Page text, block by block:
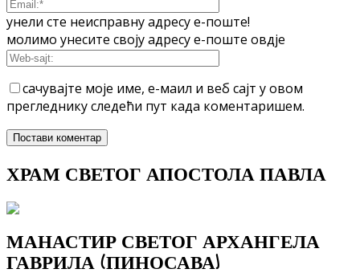
унели сте неисправну адресу е-поште!
молимо унесите своју адресу е-поште овдје
сачувајте моје име, е-маил и веб сајт у овом
прегледнику следећи пут када коментаришем.
ХРАМ СВЕТОГ АПОСТОЛА ПАВЛА
МАНАСТИР СВЕТОГ АРХАНГЕЛА
ГАВРИЛА (ПИНОСАВА)